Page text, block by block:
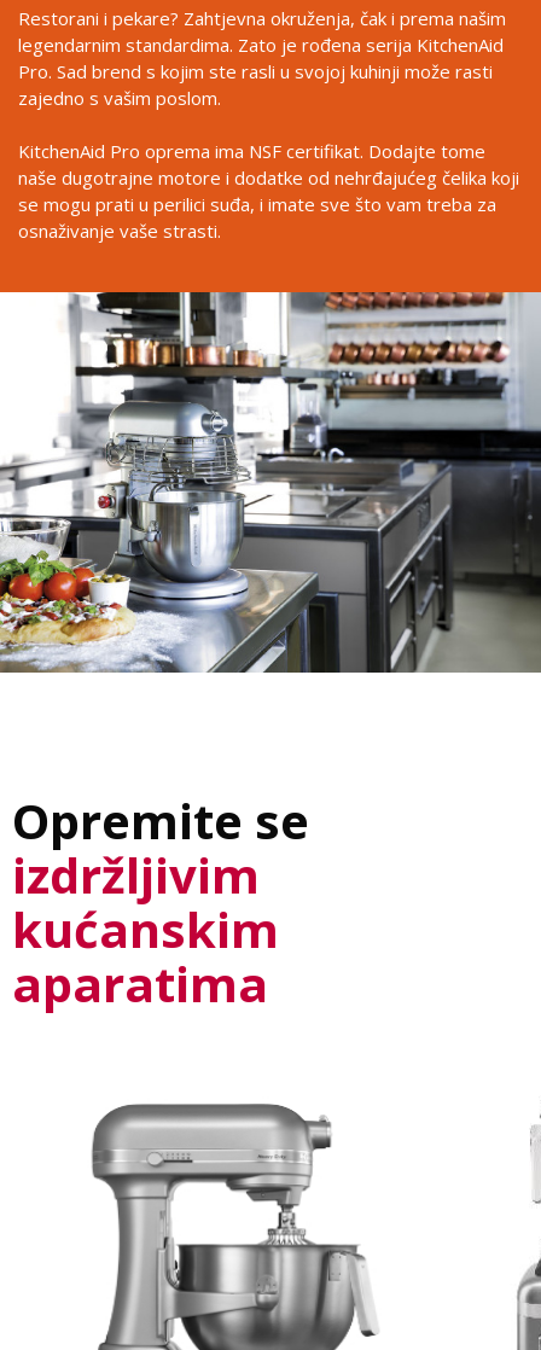
Restorani i pekare? Zahtjevna okruženja, čak i prema našim
legendarnim standardima. Zato je rođena serija KitchenAid
Pro. Sad brend s kojim ste rasli u svojoj kuhinji može rasti
zajedno s vašim poslom.
KitchenAid Pro oprema ima NSF certifikat. Dodajte tome
naše dugotrajne motore i dodatke od nehrđajućeg čelika koji
se mogu prati u perilici suđa, i imate sve što vam treba za
osnaživanje vaše strasti.
Opremite se
izdržljivim
kućanskim
aparatima